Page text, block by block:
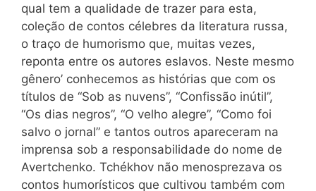
qual tem a qualidade de trazer para esta,
coleção de contos célebres da literatura russa,
o traço de humorismo que, muitas vezes,
reponta entre os autores eslavos. Neste mesmo
gênero’ conhecemos as histórias que com os
títulos de “Sob as nuvens”, “Confissão inútil”,
“Os dias negros”, “O velho alegre”, “Como foi
salvo o jornal” e tantos outros apareceram na
imprensa sob a responsabilidade do nome de
Avertchenko. Tchékhov não menosprezava os
contos humorísticos que cultivou também com